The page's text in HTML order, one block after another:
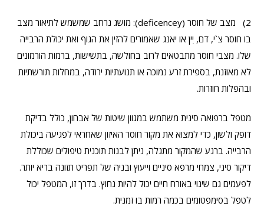
2) מצב של חוסר (deficencey): מושג נרחב שמשמש לתיאור מצב
בו חוסר צ`י, דם, יִין או יאנג שאמורים להזין את הגוף ואת יכולת הרבייה
שלו. מצבי חוסר מתבטאים לרוב בחולשה, בתשישות, ברמות הורמונים
לא מאוזנת, בספירת זרע נמוכה או תנועתיות ירודה, במחלות תורשתיות
ובהפלות חוזרות.
מטפל ברפואה סינית משתמש במגוון שיטות של אבחון, כולל בדיקת
דופק ולשון, כדי למצוא את מקור חוסר האיזון שאחראי לפגיעה ביכולת
הרבייה. ברגע שהמקור מתגלה, ניתן לבנות תוכנית טיפולים שכוללת
דיקור סיני, צמחי מרפא סיניים וייעוץ ובניה של תפריט תזונה בריא יותר.
לפעמים גם שינוי באורח חיים יכול להיות נחוץ. בדרך זו, המטפל יכול
לטפל בסימפטומים בכמה רמות בו זמנית.